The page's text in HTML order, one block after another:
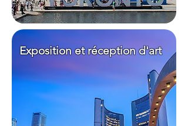
Exposition et réception d'art